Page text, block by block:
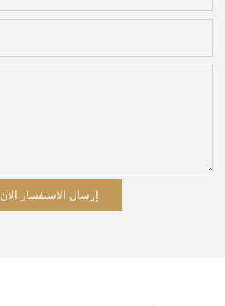
إرسال الاستفسار الآن